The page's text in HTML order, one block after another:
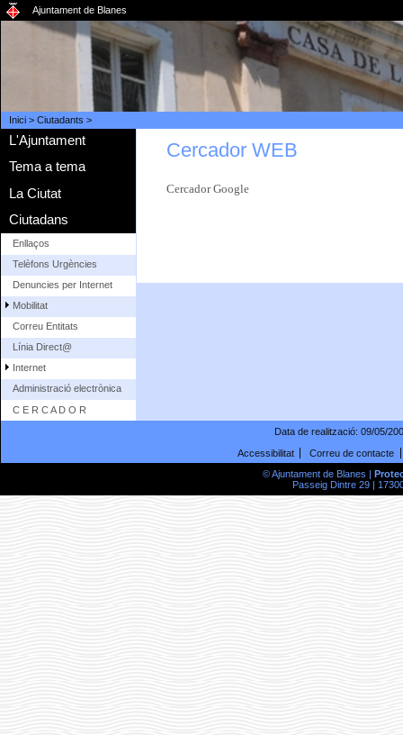
Ajuntament de Blanes
Inici> Ciutadants >
L'Ajuntament
Tema a tema
La Ciutat
Ciutadans
Enllaços
Telèfons Urgències
Denuncies per Internet
Mobilitat
Correu Entitats
Línia Direct@
Internet
Administració electrònica
C E R C A D O R
Cercador WEB
Cercador Google
Data de realització: 09/05/
Accessibilitat
Correu de contacte
© Ajuntament de Blanes |
Passeig Dintre 29 |